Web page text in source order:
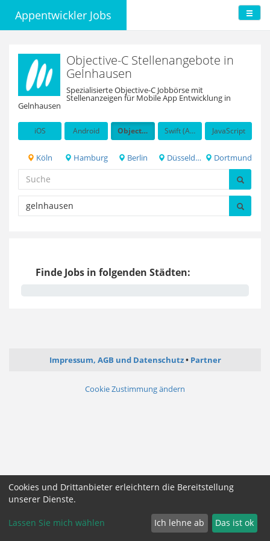
Appentwickler Jobs
Objective-C Stellenangebote in
Gelnhausen
Spezialisierte Objective-C Jobbörse mit
Stellenanzeigen für Mobile App Entwicklung in
Gelnhausen
iOS Android Objective-C Swift (Apple programming language) JavaScript
Köln Hamburg Berlin Düsseldorf Dortmund
Finde Jobs in folgenden Städten:
Impressum, AGB und Datenschutz Partner
Cookie Zustimmung ändern
Cookies und Drittanbieter erleichtern die Bereitstellung
unserer Dienste.
Lassen Sie mich wählen Ich lehne ab Das ist ok